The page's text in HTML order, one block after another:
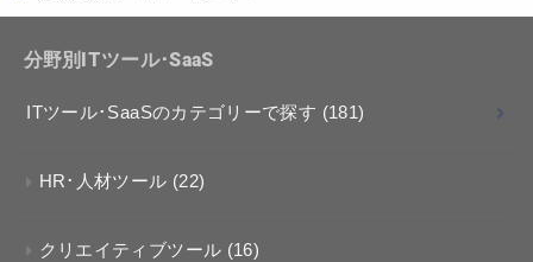
分野別ITツール･SaaS
ITツール･SaaSのカテゴリーで探す (181)
HR･人材ツール (22)
クリエイティブツール (16)